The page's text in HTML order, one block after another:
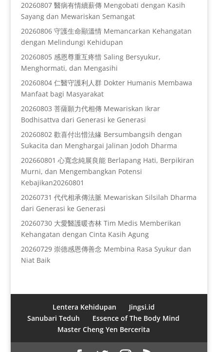
20260807 醫病有情續薪傳 Mengobati dengan Kasih
Sayang dan Mewariskan Semangat
20260806 守護生命顯溫情 Memancarkan Kehangatan
dengan Melindungi Kehidupan
20260805 感恩尊重互疼惜 Saling Bersyukur,
Menghormati, dan Mengasihi
20260804 仁醫守護利人群 Dokter Humanis Membawa
Manfaat bagi Masyarakat
20260803 菩薩願力代相傳 Mewariskan Ikrar
Bodhisattva dari Generasi ke Generasi
20260802 歡喜付出惜法緣 Bersumbangsih dengan
Sukacita dan Menghargai Jalinan Jodoh Dharma
202660801 心寬念純展良能 Berlapang Hati, Berpikiran
Murni, dan Mengembangkan Potensi
Kebajikan20260801
20260731 代代相承傳法脈 Mewariskan Silsilah Dharma
dari Generasi ke Generasi
20260730 大愛醫護暖杏林 Tim Medis Memberikan
Kehangatan dengan Cinta Kasih Agung
20260729 崇德感恩傳善念 Membina Rasa Syukur dan
Niat Baik
Lentera Kehidupan
Jingsi.id
Sanubari Teduh
Essence of The Body Mind
Master Cheng Yen Bercerita